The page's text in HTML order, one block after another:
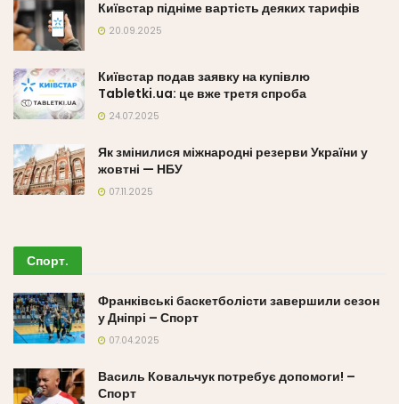
Київстар підніме вартість деяких тарифів
20.09.2025
Київстар подав заявку на купівлю
Tabletki.ua: це вже третя спроба
24.07.2025
Як змінилися міжнародні резерви України у
жовтні — НБУ
07.11.2025
Спорт.
Франківські баскетболісти завершили сезон
у Дніпрі – Спорт
07.04.2025
Василь Ковальчук потребує допомоги! –
Спорт